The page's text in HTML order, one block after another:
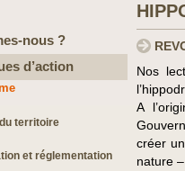
nous ?
d’action
territoire
et réglementation
Nos
A
créer
nature